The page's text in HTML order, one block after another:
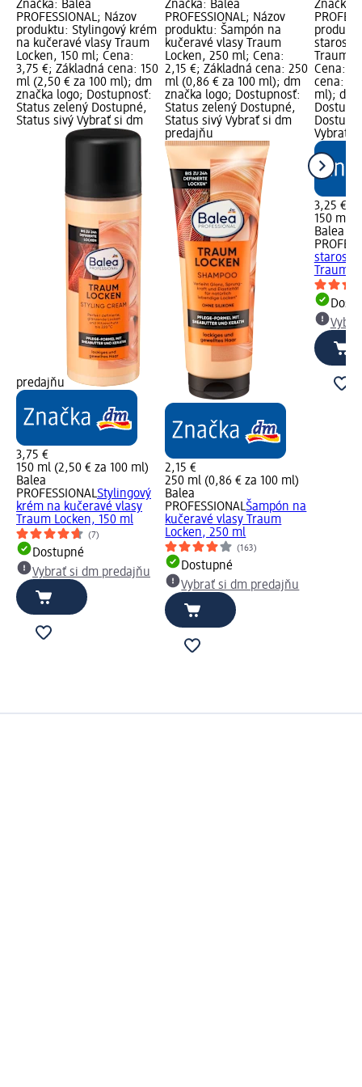
Značka: Balea
PROFESSIONAL; Názov
produktu: Stylingový krém
na kučeravé vlasy Traum
Locken, 150 ml; Cena:
3,75 €; Základná cena: 150
ml (2,50 € za 100 ml); dm
značka logo; Dostupnosť:
Status zelený Dostupné,
Status sivý Vybrať si dm
predajňu
3,75 €
150 ml (2,50 € za 100 ml)
Balea
PROFESSIONALStylingový
krém na kučeravé vlasy
Traum Locken, 150 ml
(7)
Dostupné
Vybrať si dm predajňu
Značka: Balea
PROFESSIONAL; Názov
produktu: Šampón na
kučeravé vlasy Traum
Locken, 250 ml; Cena:
2,15 €; Základná cena: 250
ml (0,86 € za 100 ml); dm
značka logo; Dostupnosť:
Status zelený Dostupné,
Status sivý Vybrať si dm
predajňu
2,15 €
250 ml (0,86 € za 100 ml)
Balea
PROFESSIONALŠampón na
kučeravé vlasy Traum
Locken, 250 ml
(163)
Dostupné
Vybrať si dm predajňu
Značka:
Traum
Cena:
cena:
ml); dm
Vybrať
3,25 €
150 ml
Balea
Traum